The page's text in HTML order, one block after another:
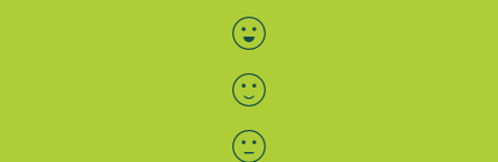
Bewertung auswählen